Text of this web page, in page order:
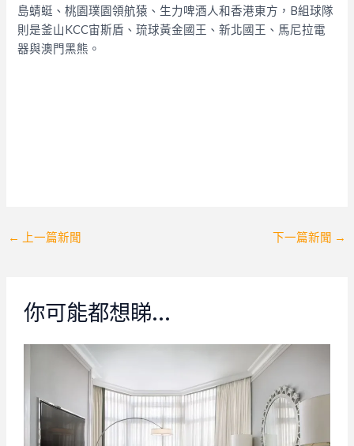
島蜻蜓、桃園璞園領航猿、生力啤酒人和香港東方，B組球隊
則是釜山KCC宙斯盾、琉球黃金國王、新北國王、馬尼拉電
器與澳門黑熊。
Post
← 上一篇新聞 下一篇新聞 →
你可能都想睇…